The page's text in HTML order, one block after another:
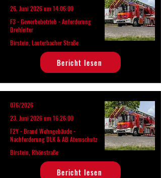
26. Juni 2026 um 14:06:00
F3 - Gewerbebetrieb - Anforderung
Drehleiter
Birstein, Lauterbacher Straße
Bericht lesen
076/2026
23. Juni 2026 um 16:26:00
F2Y - Brand Wohngebäude -
Nachforderung DLK & AB Atemschutz
Birstein, Rhönstraße
Bericht lesen